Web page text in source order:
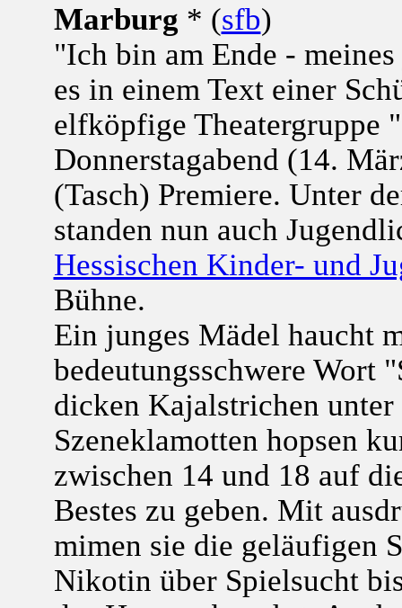
Marburg * (sfb)
"Ich bin am Ende -
es in einem Text einer
elfköpfige Theatergruppe
Donnerstagabend (14.
(Tasch) Premiere. Unter
standen nun auch
Hessischen Kinder- und
Bühne.
Ein junges Mädel haucht
bedeutungsschwere Wort
dicken Kajalstrichen
Szeneklamotten hopsen
zwischen 14 und 18 auf
Bestes zu geben. Mit
mimen sie die geläufigen
Nikotin über Spielsucht